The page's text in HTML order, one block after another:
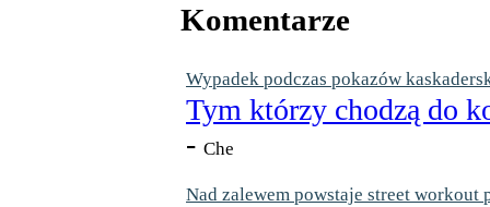
Komentarze
Wypadek podczas pokazów
Tym którzy chodzą do
- Che
Nad zalewem powstaje street workout